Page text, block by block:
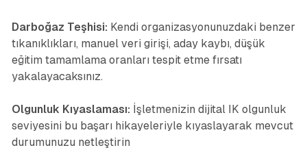
Darboğaz Teşhisi: Kendi organizasyonunuzdaki benzer
tıkanıklıkları, manuel veri girişi, aday kaybı, düşük
eğitim tamamlama oranları tespit etme fırsatı
yakalayacaksınız.
Olgunluk Kıyaslaması: İşletmenizin dijital IK olgunluk
seviyesini bu başarı hikayeleriyle kıyaslayarak mevcut
durumunuzu netleştirin